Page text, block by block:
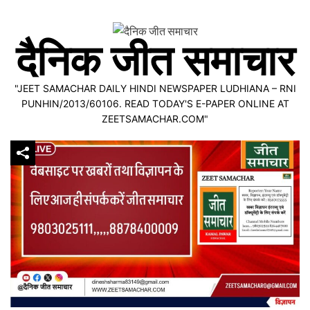
contentदैनिक जीत समाचार
"JEET SAMACHAR DAILY HINDI NEWSPAPER LUDHIANA – RNI
PUNHIN/2013/60106. READ TODAY'S E-PAPER ONLINE AT
ZEETSAMACHAR.COM"